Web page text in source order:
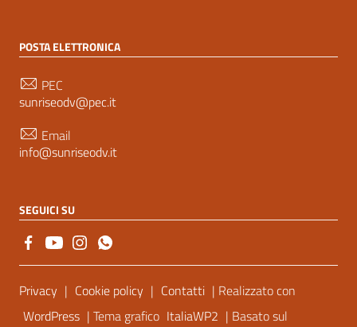
POSTA ELETTRONICA
PEC
sunriseodv@pec.it
Email
info@sunriseodv.it
SEGUICI SU
Sezione Link Utili
Privacy | Cookie policy | Contatti | Realizzato con
WordPress | Tema grafico ItaliaWP2 | Basato sul